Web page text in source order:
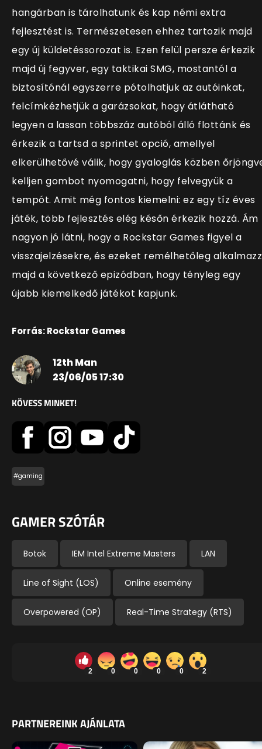
hangárban is tárolhatunk és kap némi extra
fejlesztést is. Természetesen ehhez tartozik majd
egy új küldetéssorozat is. Ezen felül persze érkezik
majd új fegyver, egy taktikai SMG, mostantól a
biztosítónál egyszerre pótolhatjuk az autóinkat,
felcímkézhetjük a garázsokat, hogy átlátható
legyen a lassan többszáz autóból álló flottánk és
érkezik a tartsd a sprintet opció, amellyel
elkerülhetővé válik, hogy gyaloglás közben
kelljen gombot nyomogatni, hogy felvegyük a
tempót. Amit még fontos kiemelni: ez egy tíz éves
játék, több fejlesztés elég későn érkezik hozzá. Ám
nagyon jó látni, hogy a Rockstar Games figyel a
visszajelzésekre, és ezeket remélhetőleg
majd a következő epizódban, hogy tényleg egy
újabb kiemelkedő játékot kapjunk.
Forrás: Rockstar Games
12th Man
23/06/05 17:30
KÖVESS MINKET!
#gaming
GAMER SZÓTÁR
Botok IEM Intel Extreme Masters LAN
Line of Sight (LOS) Online esemény
Overpowered (OP) Real-Time Strategy (RTS)
2 0 0 0 0 2
PARTNEREINK AJÁNLATA